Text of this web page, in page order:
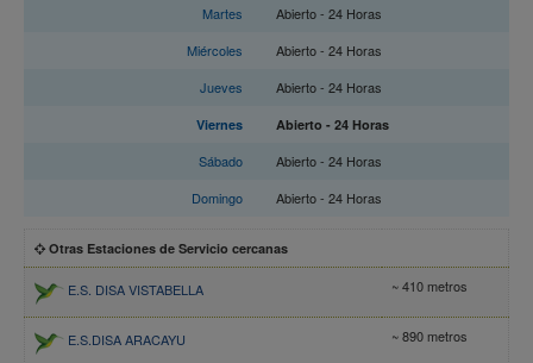
Martes
Abierto - 24 Horas
Miércoles
Abierto - 24 Horas
Jueves
Abierto - 24 Horas
Viernes Abierto - 24 Horas
Sábado
Abierto - 24 Horas
Domingo
Abierto - 24 Horas
Otras Estaciones de Servicio cercanas
E.S. DISA VISTABELLA ~ 410 metros
E.S.DISA ARACAYU ~ 890 metros